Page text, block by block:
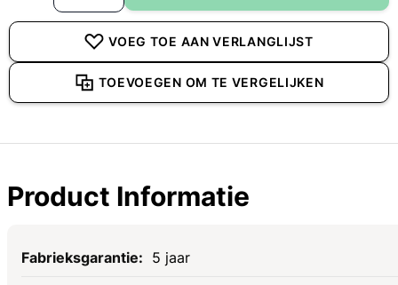
VOEG TOE AAN VERLANGLIJST
TOEVOEGEN OM TE VERGELIJKEN
Product Informatie
Specificaties
5 jaar